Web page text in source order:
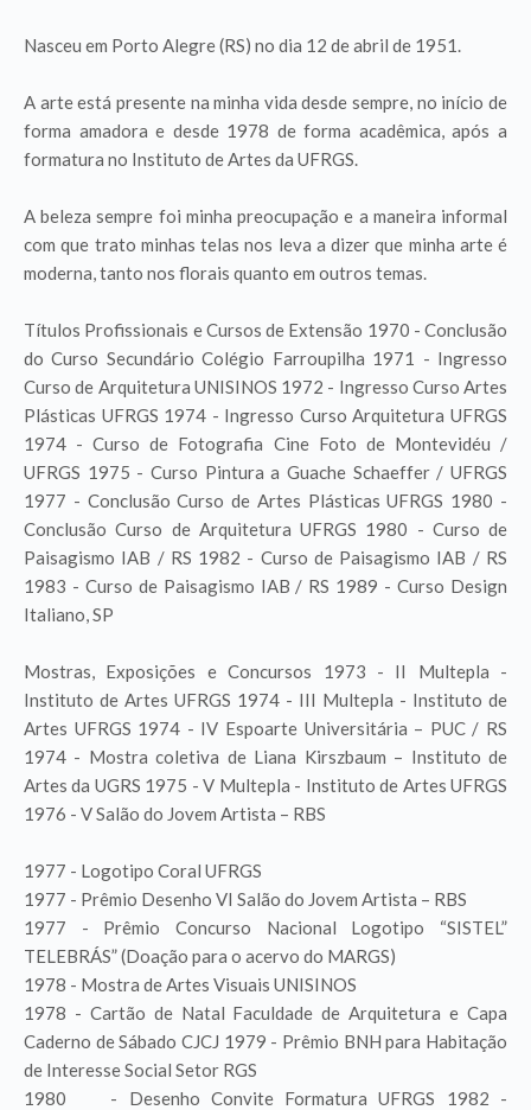
Nasceu em Porto Alegre (RS) no dia 12 de abril de 1951.
A arte está presente na minha vida desde sempre, no início de
forma amadora e desde 1978 de forma acadêmica, após a
formatura no Instituto de Artes da UFRGS.
A beleza sempre foi minha preocupação e a maneira informal
com que trato minhas telas nos leva a dizer que minha arte é
moderna, tanto nos florais quanto em outros temas.
Títulos Profissionais e Cursos de Extensão 1970 - Conclusão
do Curso Secundário Colégio Farroupilha 1971 - Ingresso
Curso de Arquitetura UNISINOS 1972 - Ingresso Curso Artes
Plásticas UFRGS 1974 - Ingresso Curso Arquitetura UFRGS
1974 - Curso de Fotografia Cine Foto de Montevidéu /
UFRGS 1975 - Curso Pintura a Guache Schaeffer / UFRGS
1977 - Conclusão Curso de Artes Plásticas UFRGS 1980 -
Conclusão Curso de Arquitetura UFRGS 1980 - Curso de
Paisagismo IAB / RS 1982 - Curso de Paisagismo IAB / RS
1983 - Curso de Paisagismo IAB / RS 1989 - Curso Design
Italiano, SP
Mostras, Exposições e Concursos 1973 - II Multepla -
Instituto de Artes UFRGS 1974 - III Multepla - Instituto de
Artes UFRGS 1974 - IV Espoarte Universitária – PUC / RS
1974 - Mostra coletiva de Liana Kirszbaum – Instituto de
Artes da UGRS 1975 - V Multepla - Instituto de Artes UFRGS
1976 - V Salão do Jovem Artista – RBS
1977 - Logotipo Coral UFRGS
1977 - Prêmio Desenho VI Salão do Jovem Artista – RBS
1977 - Prêmio Concurso Nacional Logotipo “SISTEL”
TELEBRÁS” (Doação para o acervo do MARGS)
1978 - Mostra de Artes Visuais UNISINOS
1978 - Cartão de Natal Faculdade de Arquitetura e Capa
Caderno de Sábado CJCJ 1979 - Prêmio BNH para Habitação
de Interesse Social Setor RGS
1980 - Desenho Convite Formatura UFRGS 1982 -